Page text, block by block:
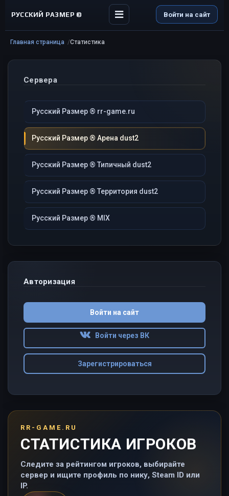
РУССКИЙ РАЗМЕР © Войти на сайт
Главная страница Статистика
Сервера
Русский Размер ® rr-game.ru
Русский Размер ® Арена dust2
Русский Размер ® Типичный dust2
Русский Размер ® Территория dust2
Русский Размер ® MIX
Авторизация
Войти на сайт
Войти через ВК
Зарегистрироваться
RR-GAME.RU
СТАТИСТИКА ИГРОКОВ
Следите за рейтингом игроков, выбирайте
сервер и ищите профиль по нику, Steam ID или
IP.